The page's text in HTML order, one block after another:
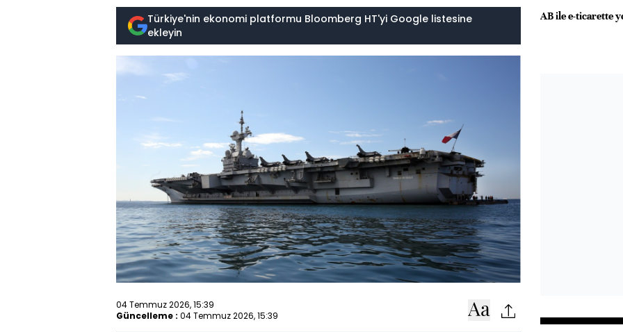
Türkiye'nin ekonomi platformu Bloomberg HT'yi Google listesine
ekleyin
04 Temmuz 2026, 15:39
Güncelleme : 04 Temmuz 2026, 15:39
AB ile e-ticarette